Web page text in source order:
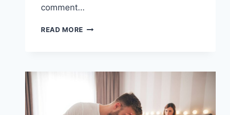
comment…
READ MORE UN
L’ARGENT
FEMME